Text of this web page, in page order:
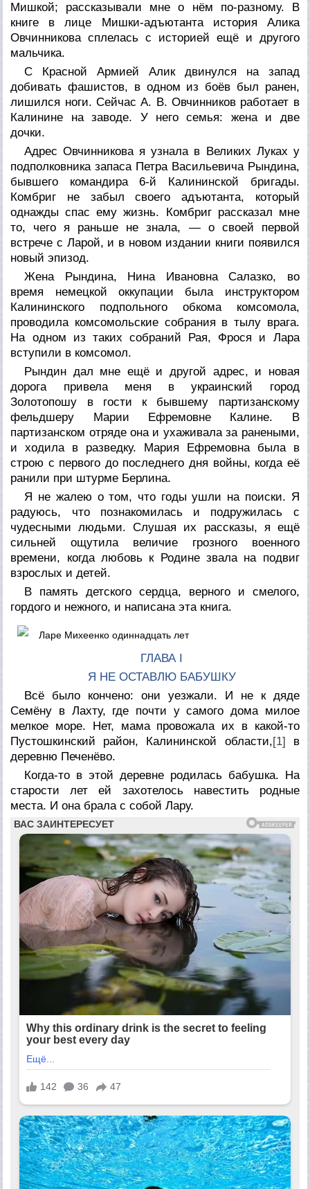
Мишкой; рассказывали мне о нём по-разному. В
книге в лице Мишки-адъютанта история Алика
Овчинникова сплелась с историей ещё и другого
мальчика.
С Красной Армией Алик двинулся на запад
добивать фашистов, в одном из боёв был ранен,
лишился ноги. Сейчас А. В. Овчинников работает в
Калинине на заводе. У него семья: жена и две
дочки.
Адрес Овчинникова я узнала в Великих Луках у
подполковника запаса Петра Васильевича Рындина,
бывшего командира 6-й Калининской бригады.
Комбриг не забыл своего адъютанта, который
однажды спас ему жизнь. Комбриг рассказал мне
то, чего я раньше не знала, — о своей первой
встрече с Ларой, и в новом издании книги появился
новый эпизод.
Жена Рындина, Нина Ивановна Салазко, во
время немецкой оккупации была инструктором
Калининского подпольного обкома комсомола,
проводила комсомольские собрания в тылу врага.
На одном из таких собраний Рая, Фрося и Лара
вступили в комсомол.
Рындин дал мне ещё и другой адрес, и новая
дорога привела меня в украинский город
Золотопошу в гости к бывшему партизанскому
фельдшеру Марии Ефремовне Калине. В
партизанском отряде она и ухаживала за ранеными,
и ходила в разведку. Мария Ефремовна была в
строю с первого до последнего дня войны, когда её
ранили при штурме Берлина.
Я не жалею о том, что годы ушли на поиски. Я
радуюсь, что познакомилась и подружилась с
чудесными людьми. Слушая их рассказы, я ещё
сильней ощутила величие грозного военного
времени, когда любовь к Родине звала на подвиг
взрослых и детей.
В память детского сердца, верного и смелого,
гордого и нежного, и написана эта книга.
Ларе Михеенко одиннадцать лет
ГЛАВА I
Я НЕ ОСТАВЛЮ БАБУШКУ
Всё было кончено: они уезжали. И не к дяде
Семёну в Лахту, где почти у самого дома милое
мелкое море. Нет, мама провожала их в какой-то
Пустошкинский район, Калининской области,[1] в
деревню Печенёво.
Когда-то в этой деревне родилась бабушка. На
старости лет ей захотелось навестить родные
места. И она брала с собой Лару.